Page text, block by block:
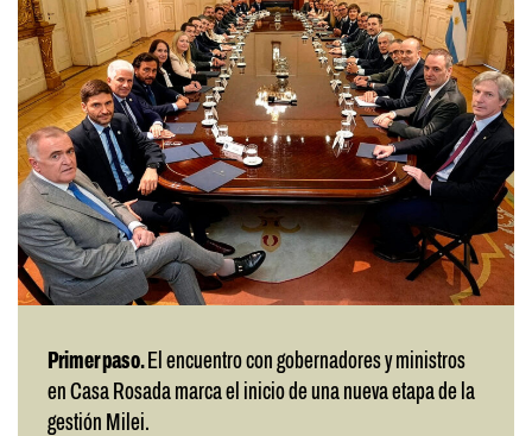
Primer paso. El encuentro con gobernadores y ministros
en Casa Rosada marca el inicio de una nueva etapa de la
gestión Milei.